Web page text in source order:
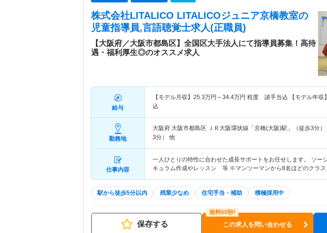
株式会社LITALICO LITALICOジュニア京橋教室の
児童指導員,言語聴覚士求人(正職員)
【大阪府／大阪市都島区】全国区大手法人にて指導員募集！高待
遇・福利厚生◎のオススメ求人
給与
【モデル月収】 25.3万円～34.4万円 程度 諸手当込 【モデル年収】
込
勤務地
大阪府 大阪市都島区 ＪＲ大阪環状線「京橋(大阪)駅」（徒歩3分
3分） 他
仕事内容
一人ひとりの特性に合わせた成長サポートをお任せします。 ソー
キュラム作成やレッスン 等 ※マンツーマンから8名ほどのクラ
駅から徒歩5分以内 残業少なめ 住宅手当・補助 積極採用中
保存する この求人を問い合わせる